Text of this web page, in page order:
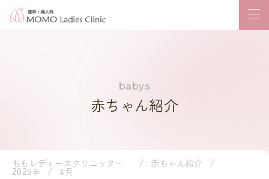
赤ちゃん紹介
ももレディースクリニック｜岡山市の産婦人科・小児科
赤ちゃん紹介
2025年
4月